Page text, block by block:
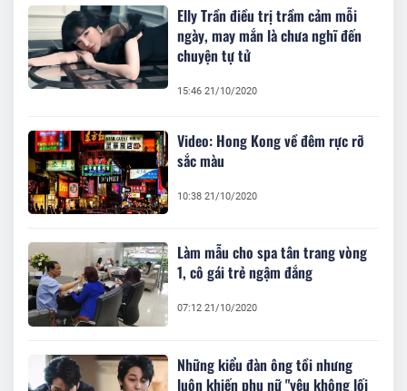
Elly Trần điều trị trầm cảm mỗi
ngày, may mắn là chưa nghĩ đến
chuyện tự tử
15:46 21/10/2020
Video: Hong Kong về đêm rực rỡ
sắc màu
10:38 21/10/2020
Làm mẫu cho spa tân trang vòng
1, cô gái trẻ ngậm đắng
07:12 21/10/2020
Những kiểu đàn ông tồi nhưng
luôn khiến phụ nữ "yêu không lối